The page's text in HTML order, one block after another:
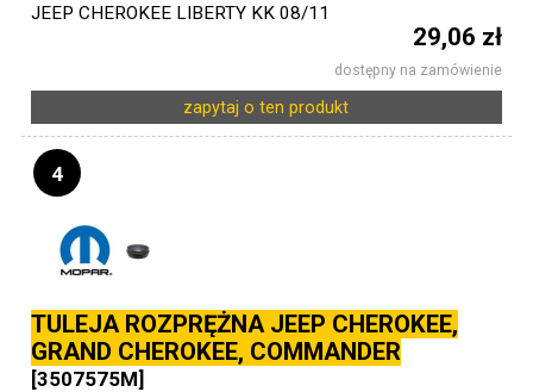
JEEP CHEROKEE LIBERTY KK 08/11
29,06 zł
dostępny na zamówienie
zapytaj o ten produkt
4
TULEJA ROZPRĘŻNA JEEP CHEROKEE,
GRAND CHEROKEE, COMMANDER
[3507575M]